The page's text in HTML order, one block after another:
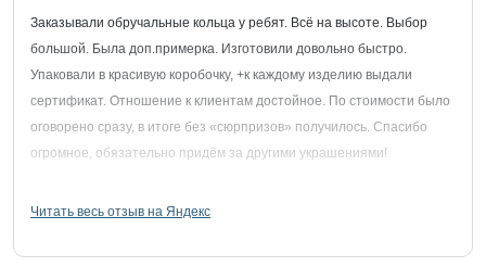
Заказывали обручальные кольца у ребят. Всё на высоте. Выбор
большой. Была доп.примерка. Изготовили довольно быстро.
Упаковали в красивую коробочку, +к каждому изделию выдали
сертификат. Отношение к клиентам достойное. По стоимости было
оговорено сразу, в итоге без «сюрпризов» получилось. Спасибо
огромное, обязательно придём за другими украшениями!
Читать весь отзыв на Яндекс